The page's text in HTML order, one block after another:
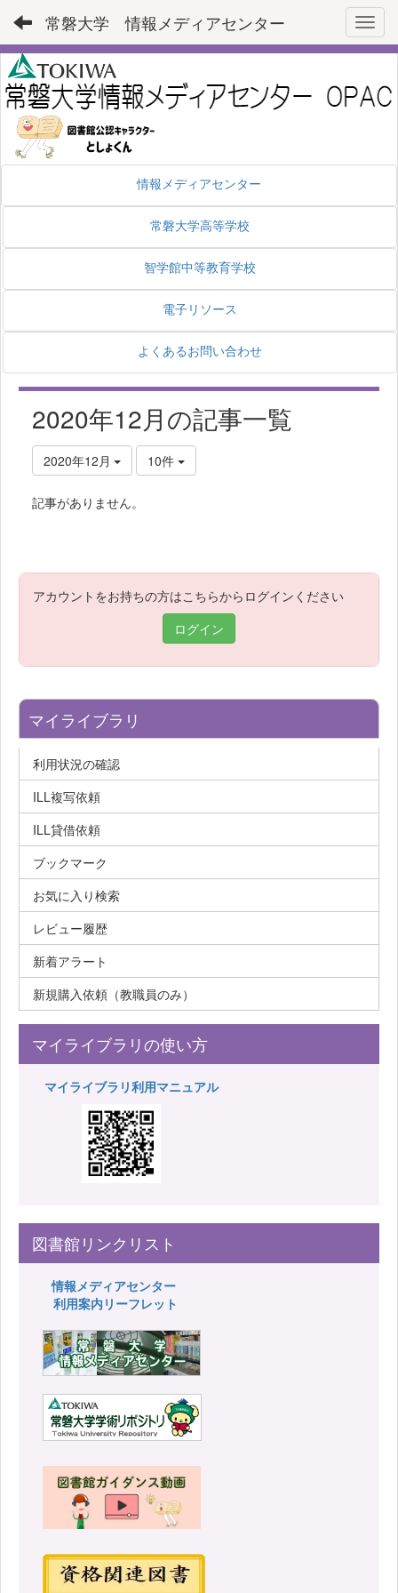
常磐大学 情報メディアセンター
情報メディアセンター
常磐大学高等学校
智学館中等教育学校
電子リソース
よくあるお問い合わせ
2020年12月の記事一覧
2020年12月 10件
記事がありません。
アカウントをお持ちの方はこちらからログインください
ログイン
マイライブラリ
利用状況の確認
ILL複写依頼
ILL貸借依頼
ブックマーク
お気に入り検索
レビュー履歴
新着アラート
新規購入依頼（教職員のみ）
マイライブラリの使い方
マイライブラリ利用マニュアル
図書館リンクリスト
情報メディアセンター
利用案内リーフレット